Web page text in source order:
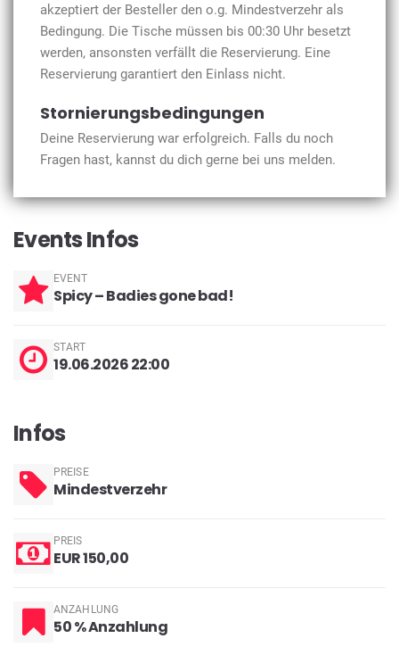
akzeptiert der Besteller den o.g. Mindestverzehr als
Bedingung. Die Tische müssen bis 00:30 Uhr besetzt
werden, ansonsten verfällt die Reservierung. Eine
Reservierung garantiert den Einlass nicht.
Stornierungsbedingungen
Deine Reservierung war erfolgreich. Falls du noch
Fragen hast, kannst du dich gerne bei uns melden.
Events Infos
EVENT
Spicy – Badies gone bad!
START
19.06.2026 22:00
Infos
PREISE
Mindestverzehr
PREIS
EUR 150,00
ANZAHLUNG
50 % Anzahlung